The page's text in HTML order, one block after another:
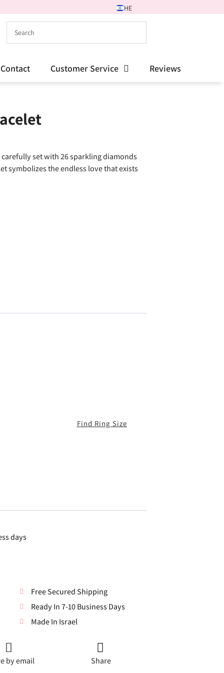
HE
Contact Customer Service Reviews
carefully set with 26 sparkling diamonds
symbolizes the endless love that exists
Find Ring Size
days
Free Secured Shipping
Ready In 7-10 Business Days
Made In Israel
by email Share